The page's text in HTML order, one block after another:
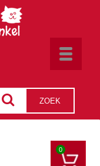
Toggle
ZOEK
0